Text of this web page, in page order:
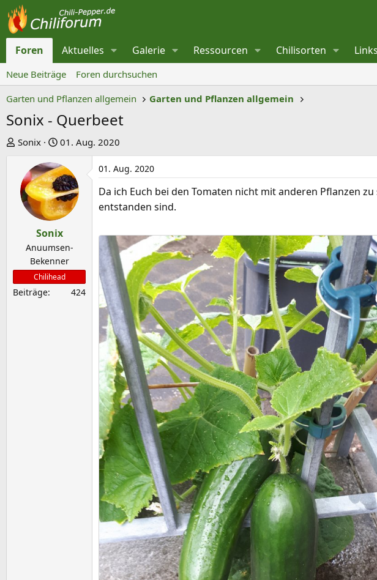
Foren Aktuelles Galerie Ressourcen Chilisorten Links
Neue Beiträge
Foren durchsuchen
Garten und Pflanzen allgemein
Garten und Pflanzen allgemein
Sonix - Querbeet
E
e
Sonix
E
s
t
e
l
l
t
a
m
01. Aug. 2020
Sonix
Anuumsen-
Bekenner
Chilihead
Beiträge 424
01. Aug. 2020
Da ich Euch bei den Tomaten nicht mit anderen Pflanzen
entstanden sind.